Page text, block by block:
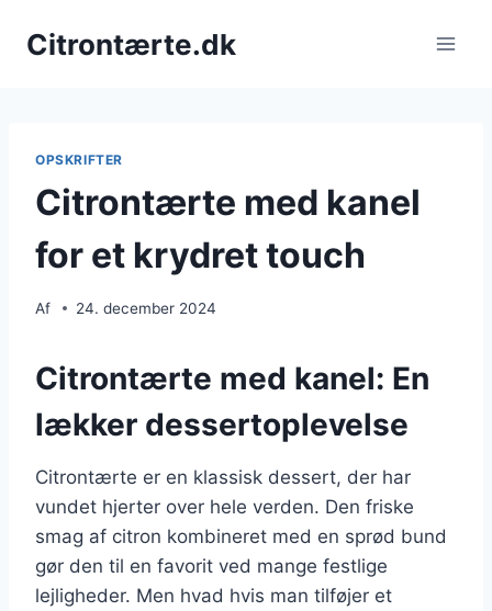
Citrontærte.dk
OPSKRIFTER
Citrontærte med kanel
for et krydret touch
Af 24. december 2024
Citrontærte med kanel: En
lækker dessertoplevelse
Citrontærte er en klassisk dessert, der har
vundet hjerter over hele verden. Den friske
smag af citron kombineret med en sprød bund
gør den til en favorit ved mange festlige
lejligheder. Men hvad hvis man tilføjer et